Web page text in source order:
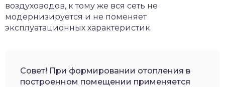
воздуховодов, к тому же вся сеть не
модернизируется и не поменяет
эксплуатационных характеристик.
Совет! При формировании отопления в
построенном помещении применяется